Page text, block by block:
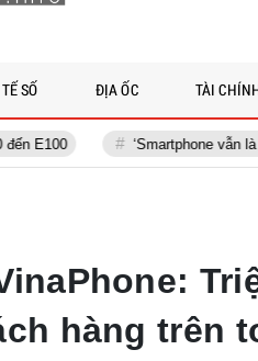
‘Smartphone vẫn là điểm chạm
SỐ ĐỊA ỐC TÀI
hàng trên